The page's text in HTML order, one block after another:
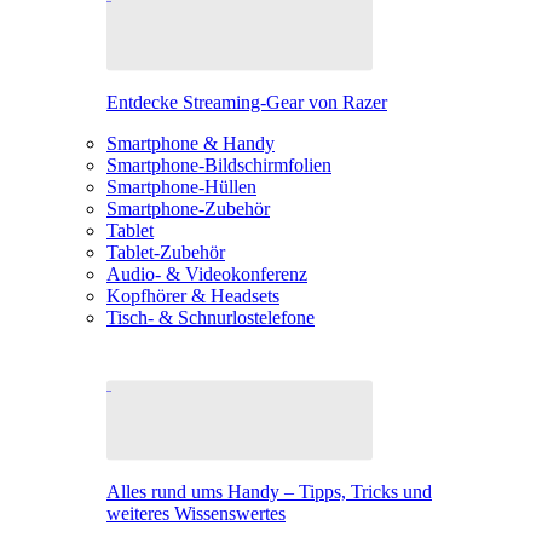
Entdecke Streaming-Gear von Razer
Smartphone & Handy
Smartphone-Bildschirmfolien
Smartphone-Hüllen
Smartphone-Zubehör
Tablet
Tablet-Zubehör
Audio- & Videokonferenz
Kopfhörer & Headsets
Tisch- & Schnurlostelefone
Alles rund ums Handy – Tipps, Tricks und
weiteres Wissenswertes